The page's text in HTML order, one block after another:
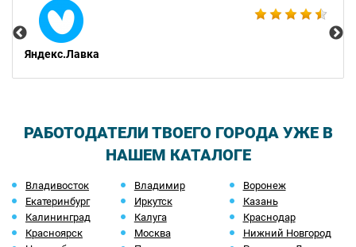
Яндекс.Лавка
РАБОТОДАТЕЛИ ТВОЕГО ГОРОДА УЖЕ В
НАШЕМ КАТАЛОГЕ
Владивосток Владимир
Воронеж
Екатеринбург
Иркутск
Казань
Калининград
Калуга
Краснодар
Красноярск
Москва
Нижний Новгород